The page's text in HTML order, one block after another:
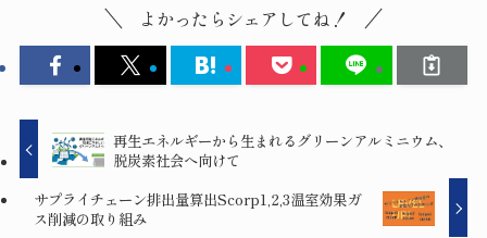
よかったらシェアしてね！
再生エネルギーから生まれるグリーンアルミニウム、
脱炭素社会へ向けて
サプライチェーン排出量算出Scorp1,2,3温室効果ガ
ス削減の取り組み